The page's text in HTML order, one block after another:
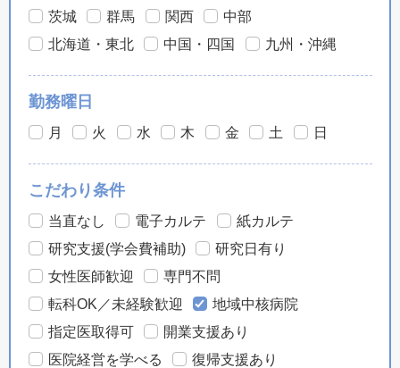
茨城
群馬 関西
中部
北海道・東北
中国・四国 九州・沖縄
勤務曜日
月 火 水 木 金 土 日
こだわり条件
当直なし 電子カルテ
紙カルテ
研究支援(学会費補助)
研究日有り
女性医師歓迎
専門不問
転科OK／未経験歓迎
地域中核病院
指定医取得可
開業支援あり
医院経営を学べる
復帰支援あり